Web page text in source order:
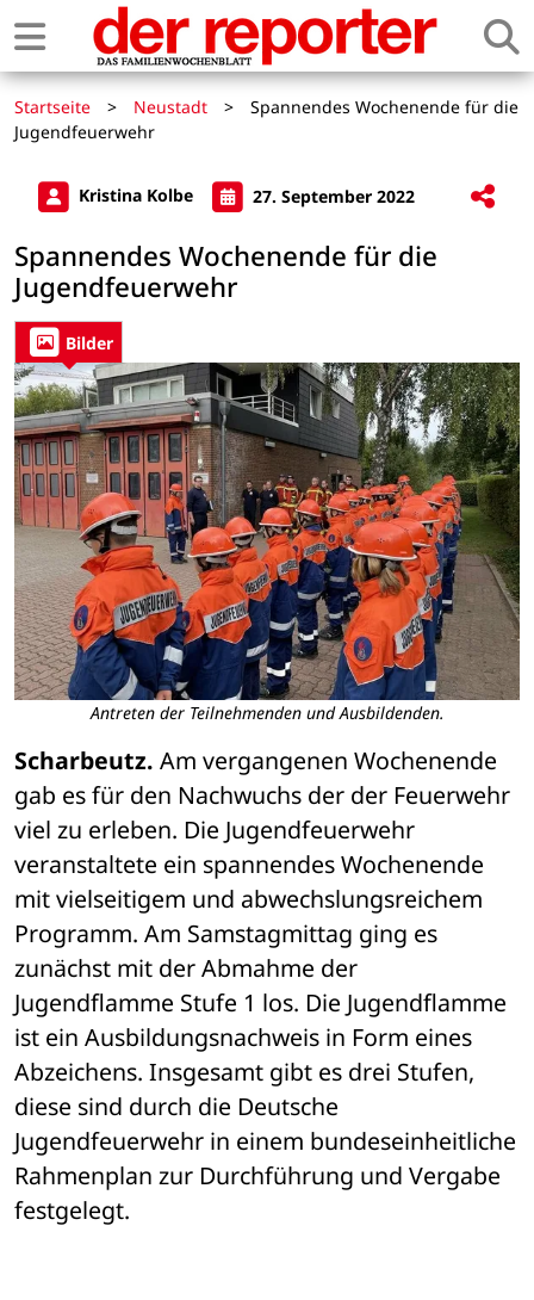
Startseite > Neustadt >
Spannendes Wochenende für die
Jugendfeuerwehr
Kristina Kolbe 27. September 2022
Spannendes Wochenende für die
Jugendfeuerwehr
Bilder
Antreten der Teilnehmenden und Ausbildenden.
Scharbeutz. Am vergangenen Wochenende
gab es für den Nachwuchs der der Feuerwehr
viel zu erleben. Die Jugendfeuerwehr
veranstaltete ein spannendes Wochenende
mit vielseitigem und abwechslungsreichem
Programm. Am Samstagmittag ging es
zunächst mit der Abmahme der
Jugendflamme Stufe 1 los. Die Jugendflamme
ist ein Ausbildungsnachweis in Form eines
Abzeichens. Insgesamt gibt es drei Stufen,
diese sind durch die Deutsche
Jugendfeuerwehr in einem bundeseinheitliche
Rahmenplan zur Durchführung und Vergabe
festgelegt.